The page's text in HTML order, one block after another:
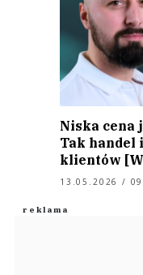
Niska cena
Tak handel
klientów
13.05.2026 /